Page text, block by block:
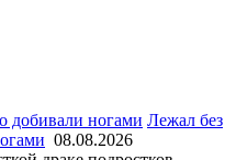
Лежал без
08.08.2026